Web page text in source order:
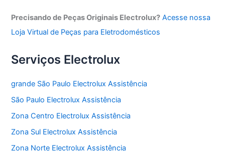
Precisando de Peças Originais Electrolux? Acesse nossa
Loja Virtual de Peças para Eletrodomésticos
Serviços Electrolux
grande São Paulo Electrolux Assistência
São Paulo Electrolux Assistência
Zona Centro Electrolux Assistência
Zona Sul Electrolux Assistência
Zona Norte Electrolux Assistência